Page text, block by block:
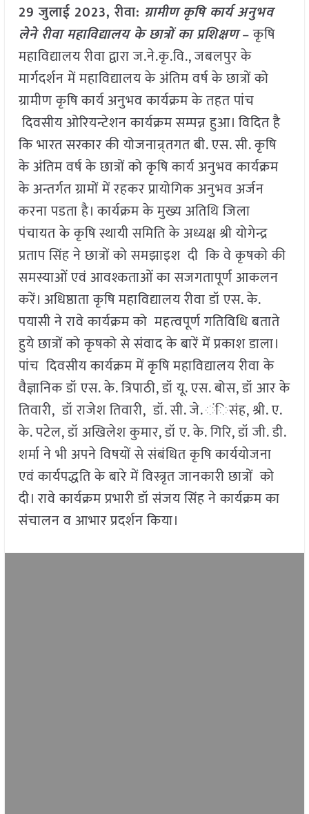
29 जुलाई 2023, रीवा: ग्रामीण कृषि कार्य अनुभव
लेने रीवा महाविद्यालय के छात्रों का प्रशिक्षण– कृषि
महाविद्यालय रीवा द्वारा ज.ने.कृ.वि., जबलपुर के
मार्गदर्शन में महाविद्यालय के अंतिम वर्ष के छात्रों को
ग्रामीण कृषि कार्य अनुभव कार्यक्रम के तहत पांच
दिवसीय ओरियन्टेशन कार्यक्रम सम्पन्न हुआ। विदित है
कि भारत सरकार की योजनान्र्तगत बी. एस. सी. कृषि
के अंतिम वर्ष के छात्रों को कृषि कार्य अनुभव कार्यक्रम
के अन्तर्गत ग्रामों में रहकर प्रायोगिक अनुभव अर्जन
करना पडता है। कार्यक्रम के मुख्य अतिथि जिला
पंचायत के कृषि स्थायी समिति के अध्यक्ष श्री योगेन्द्र
प्रताप सिंह ने छात्रों को समझाइश दी कि वे कृषको की
समस्याओं एवं आवश्कताओं का सजगतापूर्ण आकलन
करें। अधिष्ठाता कृषि महाविद्यालय रीवा डॉ एस. के.
पयासी ने रावे कार्यक्रम को महत्वपूर्ण गतिविधि बताते
हुये छात्रों को कृषको से संवाद के बारें में प्रकाश डाला।
पांच दिवसीय कार्यक्रम में कृषि महाविद्यालय रीवा के
वैज्ञानिक डॉ एस. के. त्रिपाठी, डॉ यू. एस. बोस, डॉ आर के
तिवारी, डॉ राजेश तिवारी, डॉ. सी. जे. ंिसंह, श्री. ए.
के. पटेल, डॉ अखिलेश कुमार, डॉ ए. के. गिरि, डॉ जी. डी.
शर्मा ने भी अपने विषयों से संबंधित कृषि कार्ययोजना
एवं कार्यपद्धति के बारे में विस्त्रृत जानकारी छात्रों को
दी। रावे कार्यक्रम प्रभारी डॉ संजय सिंह ने कार्यक्रम का
संचालन व आभार प्रदर्शन किया।